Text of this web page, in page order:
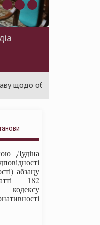
на зміну ціни в
Дудіна
абзацу
182
кодексу